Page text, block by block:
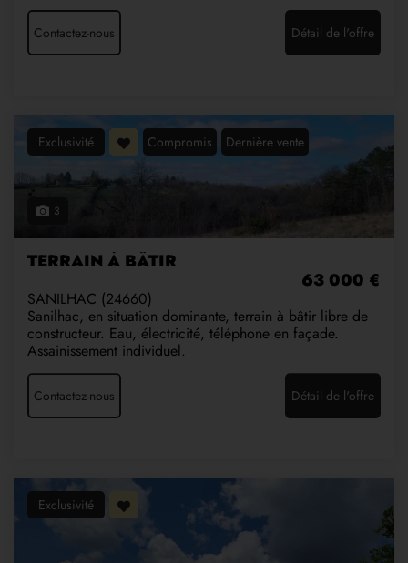
Contactez-nous Détail de l'offre
Exclusivité Compromis Dernière vente
3
TERRAIN À BÂTIR
63 000 €
SANILHAC (24660)
Sanilhac, en situation dominante, terrain à bâtir libre de
constructeur. Eau, électricité, téléphone en façade.
Assainissement individuel.
Contactez-nous Détail de l'offre
Exclusivité